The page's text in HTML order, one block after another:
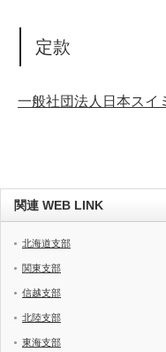
定款
一般社団法人日本ス
関連 WEB LINK
北海道支部
関東支部
信越支部
北陸支部
東海支部